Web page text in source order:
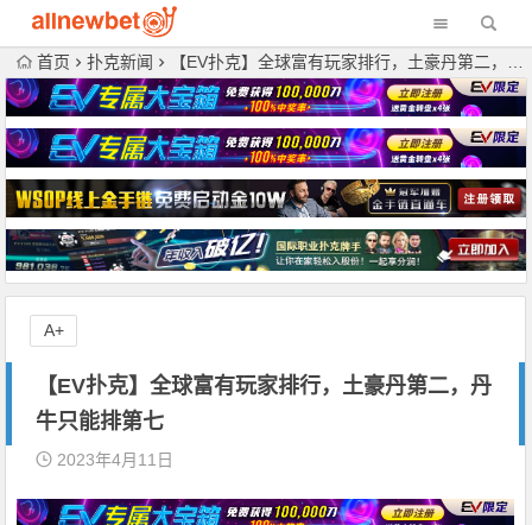
首页 扑克新闻 【EV扑克】全球富有玩家排行，土豪丹第二，丹牛只能排第七
【EV扑克】全球富有玩家排行，土豪丹第二，丹
牛只能排第七
2023年4月11日
A+